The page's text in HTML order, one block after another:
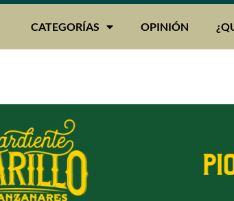
CATEGORÍAS OPINIÓN